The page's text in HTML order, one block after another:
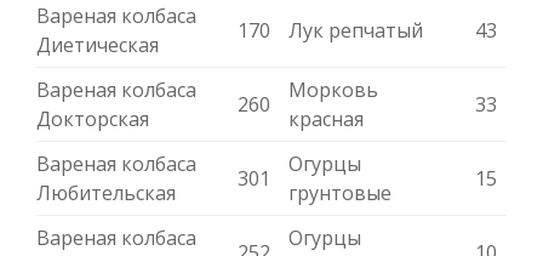
Вареная колбаса
Диетическая
170 Лук репчатый 43
Вареная колбаса
Докторская
260
Морковь
красная
33
Вареная колбаса
Любительская
301
Огурцы
грунтовые
15
Вареная колбаса
Огурцы